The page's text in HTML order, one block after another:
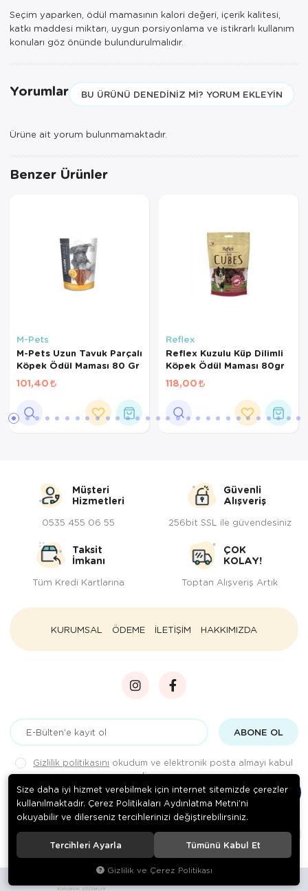
Seçim yaparken, ödül mamasının kalori değeri, içerik kalitesi,
katkı maddesi miktarı, uygun porsiyonlama ve istikrarlı kullanım
konuları göz önünde bulundurulmalıdır.
Yorumlar BU ÜRÜNÜ DENEDINIZ MI? YORUM EKLEYIN
Ürüne ait yorum bulunmamaktadır.
Benzer Ürünler
M-Pets
M-Pets Uzun Tavuk Parçalı
Köpek Ödül Maması 80 Gr
101,40
Reflex
Reflex Kuzulu Küp Dilimli
Köpek Ödül Maması 80gr
118,00
Müşteri
Hizmetleri
0535 455 06 55
Güvenli
Alışveriş
256bit SSL ile güvendesiniz
Taksit
İmkanı
Tüm Kredi Kartlarına
ÇOK
KOLAY!
Toptan Alışveriş Artık
KURUMSAL ÖDEME İLETİŞİM HAKKIMIZDA
ABONE OL
Gizlilik politikasını okudum ve elektronik posta almayı kabul
ediyorum.
. Tüm hakları saklıdır.
Size daha iyi hizmet verebilmek için internet sitemizde çerezler
kullanılmaktadır. Çerez Politikaları Aydınlatma Metni’ni
okuyabilir ve dilerseniz tercihlerinizi değiştirebilirsiniz.
Tercihleri Ayarla Tümünü Kabul Et
Gizlilik ve Çerez Politikası